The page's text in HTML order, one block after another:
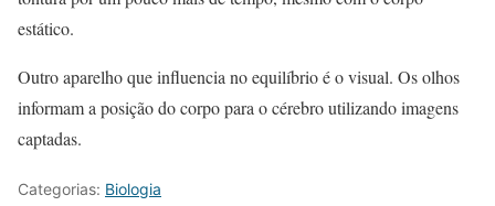
estático.
Outro aparelho que influencia no equilíbrio é o visual. Os olhos
informam a posição do corpo para o cérebro utilizando imagens
captadas.
Categorias: Biologia